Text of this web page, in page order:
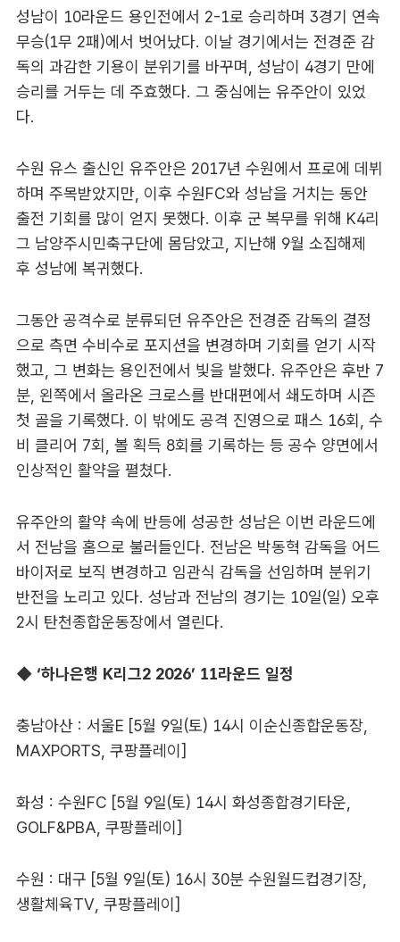
성남이 10라운드 용인전에서 2-1로 승리하며 3경기 연속
무승(1무 2패)에서 벗어났다. 이날 경기에서는 전경준 감
독의 과감한 기용이 분위기를 바꾸며, 성남이 4경기 만에
승리를 거두는 데 주효했다. 그 중심에는 유주안이 있었
다.
수원 유스 출신인 유주안은 2017년 수원에서 프로에 데뷔
하며 주목받았지만, 이후 수원FC와 성남을 거치는 동안
출전 기회를 많이 얻지 못했다. 이후 군 복무를 위해 K4리
그 남양주시민축구단에 몸담았고, 지난해 9월 소집해제
후 성남에 복귀했다.
그동안 공격수로 분류되던 유주안은 전경준 감독의 결정
으로 측면 수비수로 포지션을 변경하며 기회를 얻기 시작
했고, 그 변화는 용인전에서 빛을 발했다. 유주안은 후반 7
분, 왼쪽에서 올라온 크로스를 반대편에서 쇄도하며 시즌
첫 골을 기록했다. 이 밖에도 공격 진영으로 패스 16회, 수
비 클리어 7회, 볼 획득 8회를 기록하는 등 공수 양면에서
인상적인 활약을 펼쳤다.
유주안의 활약 속에 반등에 성공한 성남은 이번 라운드에
서 전남을 홈으로 불러들인다. 전남은 박동혁 감독을 어드
바이저로 보직 변경하고 임관식 감독을 선임하며 분위기
반전을 노리고 있다. 성남과 전남의 경기는 10일(일) 오후
2시 탄천종합운동장에서 열린다.
◆ ‘하나은행 K리그2 2026’ 11라운드 일정
충남아산 : 서울E [5월 9일(토) 14시 이순신종합운동장,
MAXPORTS, 쿠팡플레이]
화성 : 수원FC [5월 9일(토) 14시 화성종합경기타운,
GOLF&PBA, 쿠팡플레이]
수원 : 대구 [5월 9일(토) 16시 30분 수원월드컵경기장,
생활체육TV, 쿠팡플레이]